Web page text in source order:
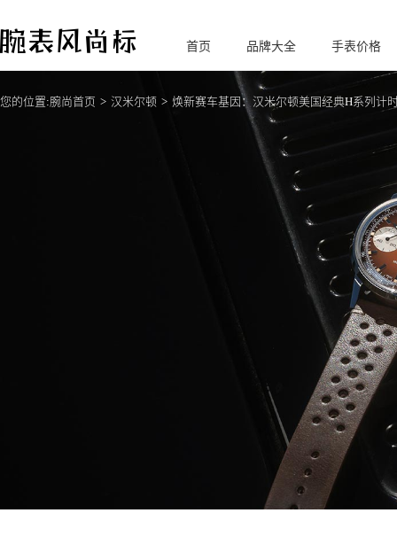
腕
表风尚标
首页 品牌大全 手表价格
您的位置:腕尚首页 汉米尔顿 焕新赛车基因：汉米尔顿美国经典H系列计